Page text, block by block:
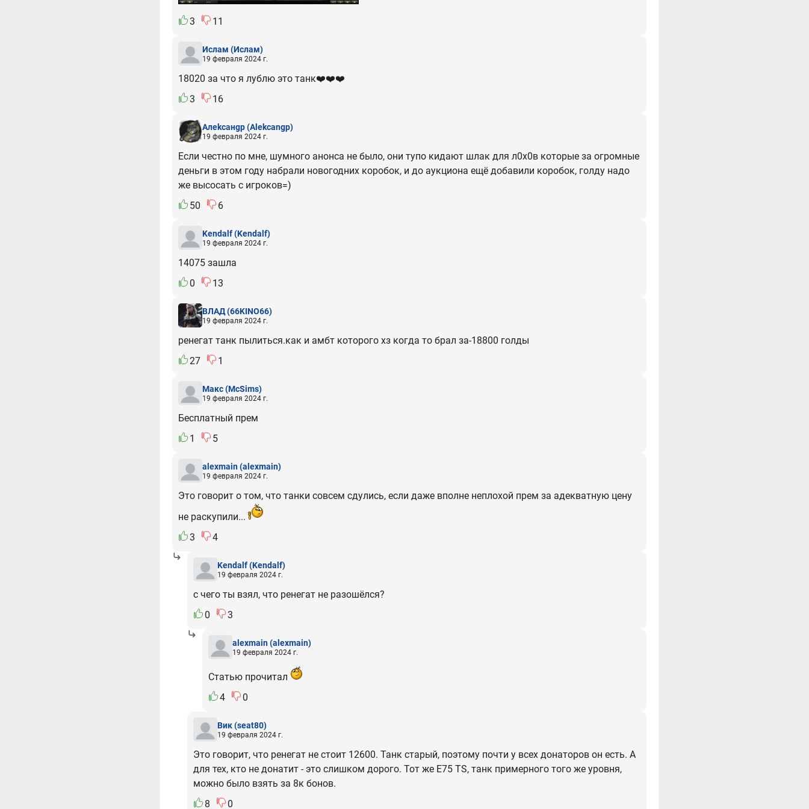
3 11
Ислам (Ислам)
19 февраля 2024 г.
18020 за что я лублю это танк❤️❤️❤️
3
16
Алеkcaнgp(Alekcangp)
19 февраля 2024 г.
Если честно по мне, шумного анонса не было, они тупо кидают шлак для л0х0в которые за огромные
деньги в этом году набрали новогодних коробок, и до аукциона ещё добавили коробок, голду надо
же высосать с игроков=)
50
6
Kendalf(Kendalf)
19 февраля 2024 г.
14075 зашла
0
13
ВЛАД(66KINO66)
19 февраля 2024 г.
ренегат танк пылиться.как и амбт которого хз когда то брал за-18800 голды
27
1
Макс(McSims)
19 февраля 2024 г.
Бесплатный прем
1
5
alexmain(alexmain)
19 февраля 2024 г.
Это говорит о том, что танки совсем сдулись, если даже вполне неплохой прем за адекватную цену
не раскупили...
3
4
Kendalf(Kendalf)
19 февраля 2024 г.
с чего ты взял, что ренегат не разошёлся?
0
3
alexmain(alexmain)
19 февраля 2024 г.
Статью прочитал
4
0
Вик(seat80)
19 февраля 2024 г.
Это говорит, что ренегат не стоит 12600. Танк старый, поэтому почти у всех донаторов он есть. А
для тех, кто не донатит - это слишком дорого. Тот же Е75 TS, танк примерного того же уровня,
можно было взять за 8к бонов.
8
0